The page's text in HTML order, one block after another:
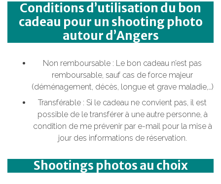
Conditions d’utilisation du bon
cadeau pour un shooting photo
autour d’Angers
Non remboursable : Le bon cadeau n’est pas
remboursable, sauf cas de force majeur
(déménagement, décès, longue et grave maladie,…)
Transférable : Si le cadeau ne convient pas, il est
possible de le transférer à une autre personne, à
condition de me prévenir par e-mail pour la mise à
jour des informations de réservation.
Shootings photos au choix